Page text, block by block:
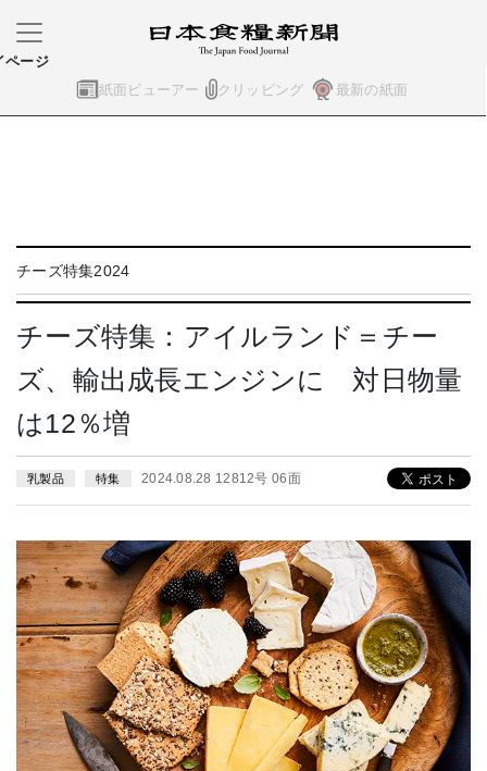
紙面ビューアー クリッピング 最新の紙面
ページ
チーズ特集2024
チーズ特集：アイルランド＝チー
ズ、輸出成長エンジンに 対日物量
は12％増
乳製品 特集 2024.08.28 12812号 06面